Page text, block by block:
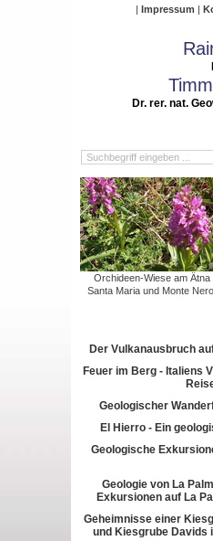
Impressum
Dr. rer. nat.
Orchideen-Wiese am
Santa Maria und Monte
Der Vulkanausbruch
Feuer im Berg - Italiens
Geologischer
El Hierro - Ein
Geologische
Geologie von La
Exkursionen auf La
Geheimnisse einer
und Kiesgrube Davids